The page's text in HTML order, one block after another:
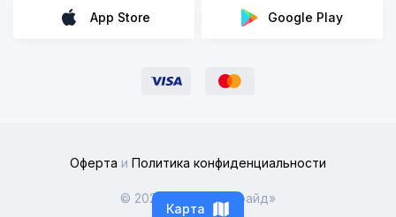
App Store Google Play
Оферта и Политика конфиденциальности
© 2026 ООО «Рентрайд»
Карта